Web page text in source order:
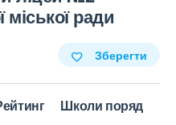
міської ради
Зберегти
Школи поряд